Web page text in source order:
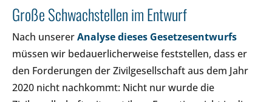
Große Schwachstellen im Entwurf
Nach unsererAnalyse dieses Gesetzesentwurfs
müssen wir bedauerlicherweise feststellen, dass er
den Forderungen der Zivilgesellschaft aus dem Jahr
2020 nicht nachkommt: Nicht nur wurde die